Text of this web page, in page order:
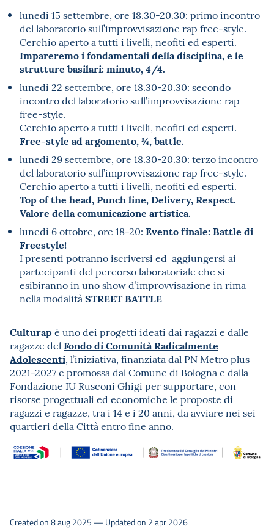
lunedì 15 settembre, ore 18.30-20.30: primo incontro
del laboratorio sull’improvvisazione rap free-style.
Cerchio aperto a tutti i livelli, neofiti ed esperti.
Impareremo i fondamentali della disciplina, e le
strutture basilari: minuto, 4/4.
lunedì 22 settembre, ore 18.30-20.30: secondo
incontro del laboratorio sull’improvvisazione rap
free-style.
Cerchio aperto a tutti i livelli, neofiti ed esperti.
Free-style ad argomento, ¾, battle.
lunedì 29 settembre, ore 18.30-20.30: terzo incontro
del laboratorio sull’improvvisazione rap free-style.
Cerchio aperto a tutti i livelli, neofiti ed esperti.
Top of the head, Punch line, Delivery, Respect.
Valore della comunicazione artistica.
lunedì 6 ottobre, ore 18-20: Evento finale: Battle di
Freestyle!
I presenti potranno iscriversi ed aggiungersi ai
partecipanti del percorso laboratoriale che si
esibiranno in uno show d’improvvisazione in rima
nella modalità STREET BATTLE
Culturap è uno dei progetti ideati dai ragazzi e dalle
ragazze del Fondo di Comunità Radicalmente
Adolescenti, l’iniziativa, finanziata dal PN Metro plus
2021-2027 e promossa dal Comune di Bologna e dalla
Fondazione IU Rusconi Ghigi per supportare, con
risorse progettuali ed economiche le proposte di
ragazzi e ragazze, tra i 14 e i 20 anni, da avviare nei sei
quartieri della Città entro fine anno.
Created on 8 aug 2025 — Updated on 2 apr 2026